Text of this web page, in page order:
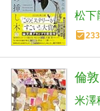
松下
倫
米澤